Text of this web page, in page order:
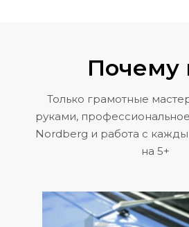
Почему
Только грамотные
руками,
Nordberg и работа с
на 5+